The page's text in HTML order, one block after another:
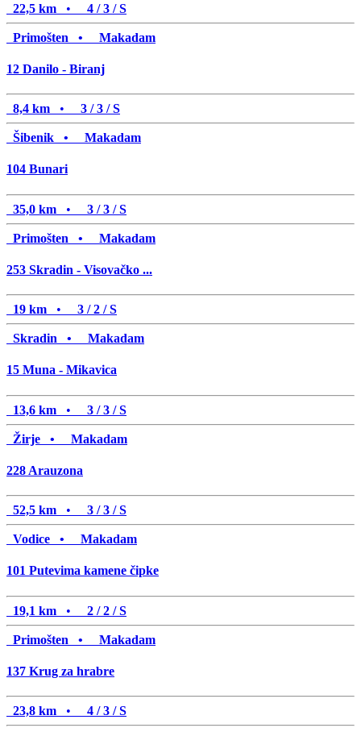
22,5 km • 4 / 3 / S
Primošten • Makadam
12 Danilo - Biranj
8,4 km • 3 / 3 / S
Šibenik • Makadam
104 Bunari
35,0 km • 3 / 3 / S
Primošten • Makadam
253 Skradin - Visovačko ...
19 km • 3 / 2 / S
Skradin • Makadam
15 Muna - Mikavica
13,6 km • 3 / 3 / S
Žirje • Makadam
228 Arauzona
52,5 km • 3 / 3 / S
Vodice • Makadam
101 Putevima kamene čipke
19,1 km • 2 / 2 / S
Primošten • Makadam
137 Krug za hrabre
23,8 km • 4 / 3 / S